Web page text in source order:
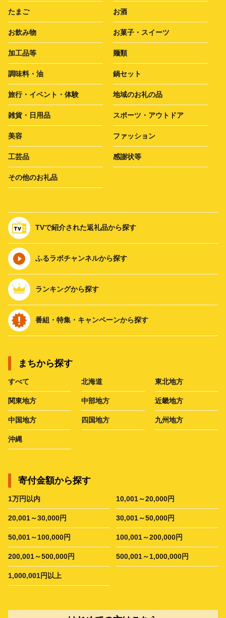
たまご お酒
お飲み物 お菓子・スイーツ
加工品等 麺類
調味料・油 鍋セット
旅行・イベント・体験 地域のお礼の品
雑貨・日用品 スポーツ・アウトドア
美容 ファッション
工芸品 感謝状等
その他のお礼品
TVで紹介された返礼品から探す
ふるラボチャンネルから探す
ランキングから探す
番組・特集・キャンペーンから探す
まちから探す
すべて 北海道 東北地方
関東地方 中部地方 近畿地方
中国地方 四国地方 九州地方
沖縄
寄付金額から探す
1万円以内 10,001～20,000円
20,001～30,000円 30,001～50,000円
50,001～100,000円 100,001～200,000円
200,001～500,000円 500,001～1,000,000円
1,000,001円以上